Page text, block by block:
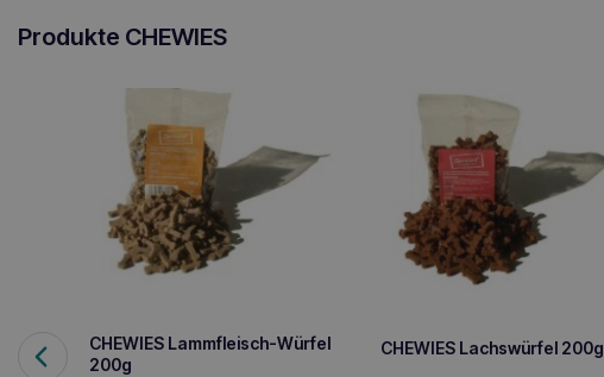
Produkte CHEWIES
CHEWIES Lammfleisch-Würfel
200g
CHEWIES Lachswürfel 200g